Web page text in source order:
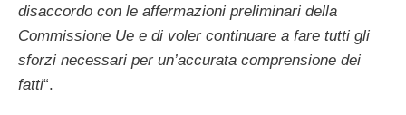
disaccordo con le affermazioni preliminari della
Commissione Ue e di voler continuare a fare tutti gli
sforzi necessari per un’accurata comprensione dei
fatti“.